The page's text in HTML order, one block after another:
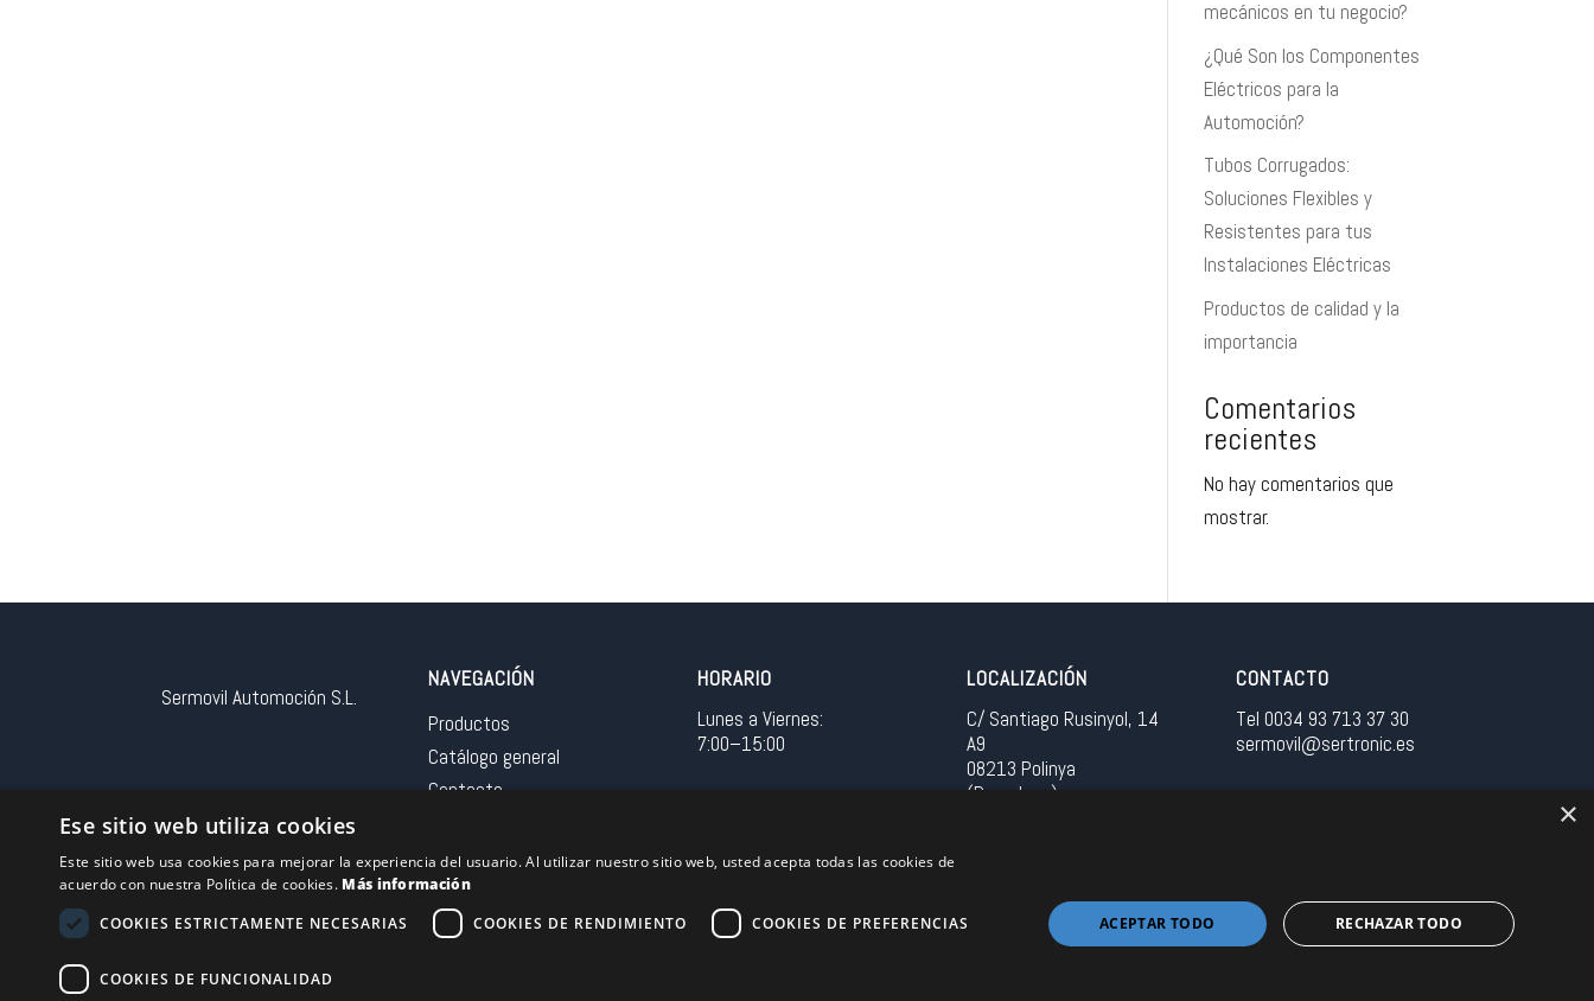
mecánicos en tu negocio?
¿Qué Son los Componentes
Eléctricos para la
Automoción?
Tubos Corrugados:
Soluciones Flexibles y
Resistentes para tus
Instalaciones Eléctricas
Productos de calidad y la
importancia
Comentarios
recientes
No hay comentarios que
mostrar.
Sermovil Automoción S.L.
NAVEGACIÓN
Productos
Catálogo general
Contacto
HORARIO
Lunes a Viernes:
7:00–15:00
LOCALIZACIÓN
C/ Santiago Rusinyol, 14
A9
08213 Polinya
(Barcelona)
CONTACTO
Tel 0034 93 713 37 30
sermovil@sertronic.es
×
Ese sitio web utiliza cookies
Este sitio web usa cookies para mejorar la experiencia del usuario. Al utilizar nuestro sitio web, usted acepta todas las cookies de
acuerdo con nuestra Política de cookies. Más información
COOKIES ESTRICTAMENTE NECESARIAS
COOKIES DE RENDIMIENTO COOKIES DE PREFERENCIAS
COOKIES DE FUNCIONALIDAD
ACEPTAR TODO RECHAZAR TODO